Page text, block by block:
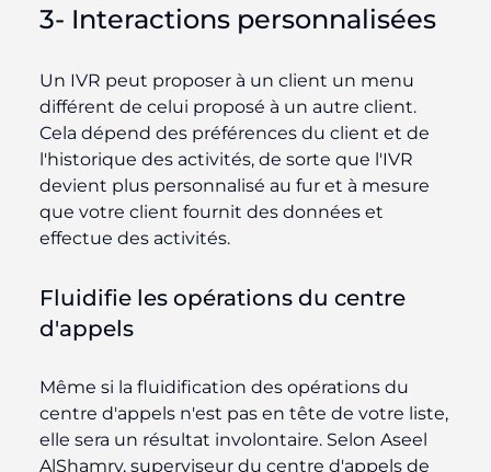
3- Interactions personnalisées
Un IVR peut proposer à un client un menu
différent de celui proposé à un autre client.
Cela dépend des préférences du client et de
l'historique des activités, de sorte que l'IVR
devient plus personnalisé au fur et à mesure
que votre client fournit des données et
effectue des activités.
Fluidifie les opérations du centre
d'appels
Même si la fluidification des opérations du
centre d'appels n'est pas en tête de votre liste,
elle sera un résultat involontaire. Selon Aseel
AlShamry, superviseur du centre d'appels de